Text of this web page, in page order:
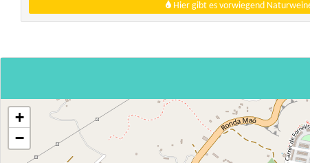
Hier gibt es vorwiegend
+
−